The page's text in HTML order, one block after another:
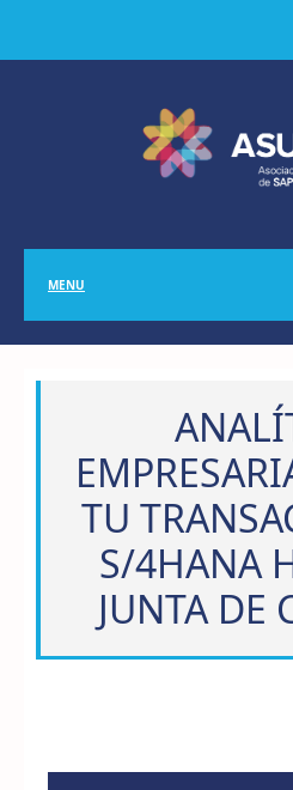
MENU
TU
S/4HANA
JUNTA DE